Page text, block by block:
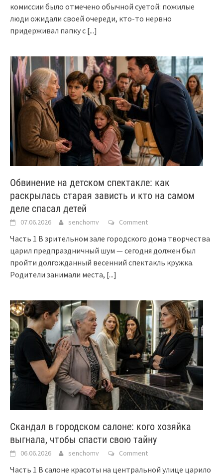
комиссии было отмечено обычной суетой: пожилые
люди ожидали своей очереди, кто-то нервно
придерживал папку с [...]
Обвинение на детском спектакле: как
раскрылась старая зависть и кто на самом
деле спасал детей
07.06.2026 senchomv Comment
Часть 1 В зрительном зале городского дома творчества
царил предпраздничный шум — сегодня должен был
пройти долгожданный весенний спектакль кружка.
Родители занимали места, [...]
Скандал в городском салоне: кого хозяйка
выгнала, чтобы спасти свою тайну
06.06.2026 senchomv Comment
Часть 1 В салоне красоты на центральной улице царило